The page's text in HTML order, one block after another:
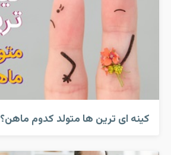
کینه ای ترین ها متولد کدوم ماهن؟